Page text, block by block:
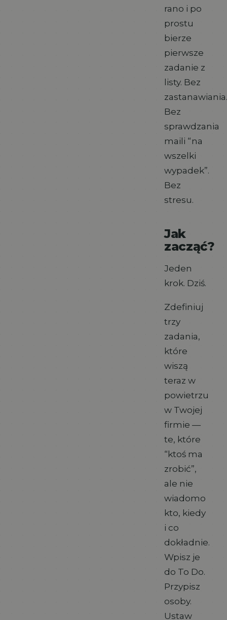
rano i po
prostu
bierze
pierwsze
zadanie z
listy. Bez
zastanawiania.
Bez
sprawdzania
maili “na
wszelki
wypadek”.
Bez
stresu.
Jak
zacząć?
Jeden
krok. Dziś.
Zdefiniuj
trzy
zadania,
które
wiszą
teraz w
powietrzu
w Twojej
firmie —
te, które
“ktoś ma
zrobić”,
ale nie
wiadomo
kto, kiedy
i co
dokładnie.
Wpisz je
do To Do.
Przypisz
osoby.
Ustaw